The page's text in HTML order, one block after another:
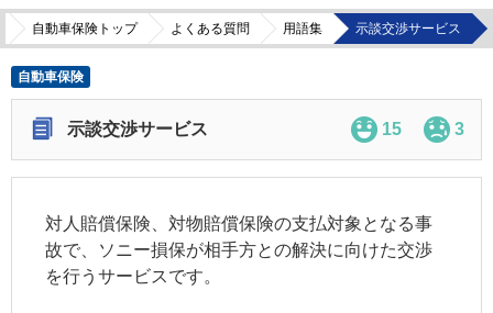
自動車保険トップ よくある質問 用語集 示談交渉サービス
自動車保険
示談交渉サービス 15 3
対人賠償保険、対物賠償保険の支払対象となる事
故で、ソニー損保が相手方との解決に向けた交渉
を行うサービスです。